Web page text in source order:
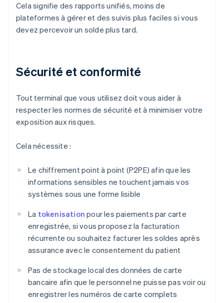
Cela signifie des rapports unifiés, moins de
plateformes à gérer et des suivis plus faciles si vous
devez percevoir un solde plus tard.
Sécurité et conformité
Tout terminal que vous utilisez doit vous aider à
respecter les normes de sécurité et à minimiser votre
exposition aux risques.
Cela nécessite :
Le chiffrement point à point (P2PE) afin que les
informations sensibles ne touchent jamais vos
systèmes sous une forme lisible
La tokenisation pour les paiements par carte
enregistrée, si vous proposez la facturation
récurrente ou souhaitez facturer les soldes après
assurance avec le consentement du patient
Pas de stockage local des données de carte
bancaire afin que le personnel ne puisse pas voir ou
enregistrer les numéros de carte complets